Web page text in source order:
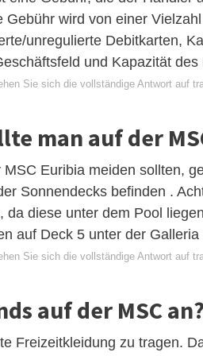
wird von einer
unregulierte Debitkarten,
und Kapazität des
Sie sich die vollständige Antwort auf
man auf der
Euribia meiden sollten,
Sonnendecks befinden .
da diese unter dem Pool
auf Deck 5 unter der
Sie sich die vollständige Antwort auf
auf der MSC an?
Freizeitkleidung zu tragen.